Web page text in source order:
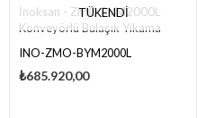
TÜKENDI
İnoksan - ZMO BYM2000L
Konveyörlü Bulaşık Yıkama
INO-ZMO-BYM2000L
₺685.920,00